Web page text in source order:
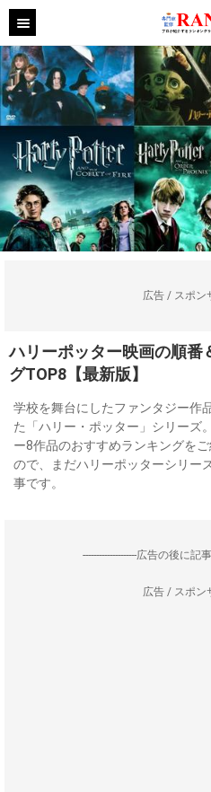
広告 / スポン
ハリーポッター映画の順番
グTOP8【最新版】
学校を舞台にしたファンタジー作
た「ハリー・ポッター」シリーズ
ー8作品のおすすめランキングを
ので、まだハリーポッターシリー
事です。
--------------------広告の後に記
広告 / スポン